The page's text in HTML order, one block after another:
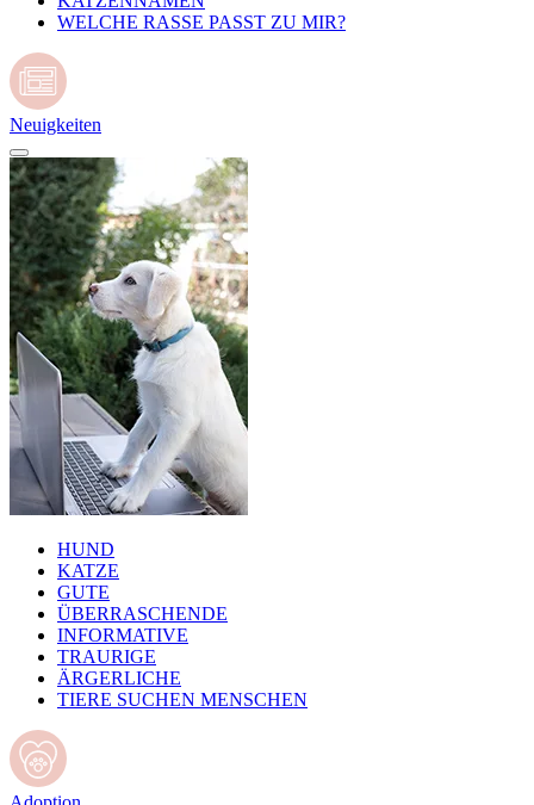
WELCHE RASSE PASST ZU MIR?
Neuigkeiten
HUND
KATZE
GUTE
ÜBERRASCHENDE
INFORMATIVE
TRAURIGE
ÄRGERLICHE
TIERE SUCHEN MENSCHEN